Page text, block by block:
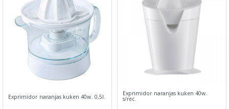
Exprimidor naranjas kuken 40w. 0,5l. Exprimidor naranjas kuken 40w.
s/rec.